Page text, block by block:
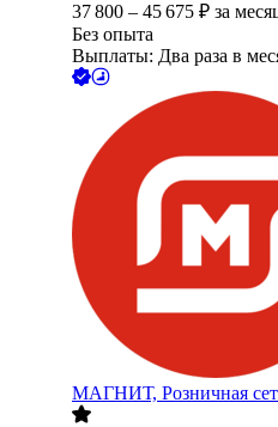
37 800 – 45 675 ₽ за
Без опыта
Выплаты: Два раза в
МАГНИТ, Розничная